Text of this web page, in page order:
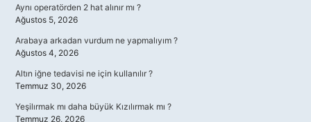
Aynı operatörden 2 hat alınır mı ?
Ağustos 5, 2026
Arabaya arkadan vurdum ne yapmalıyım ?
Ağustos 4, 2026
Altın iğne tedavisi ne için kullanılır ?
Temmuz 30, 2026
Yeşilırmak mı daha büyük Kızılırmak mı ?
Temmuz 26, 2026